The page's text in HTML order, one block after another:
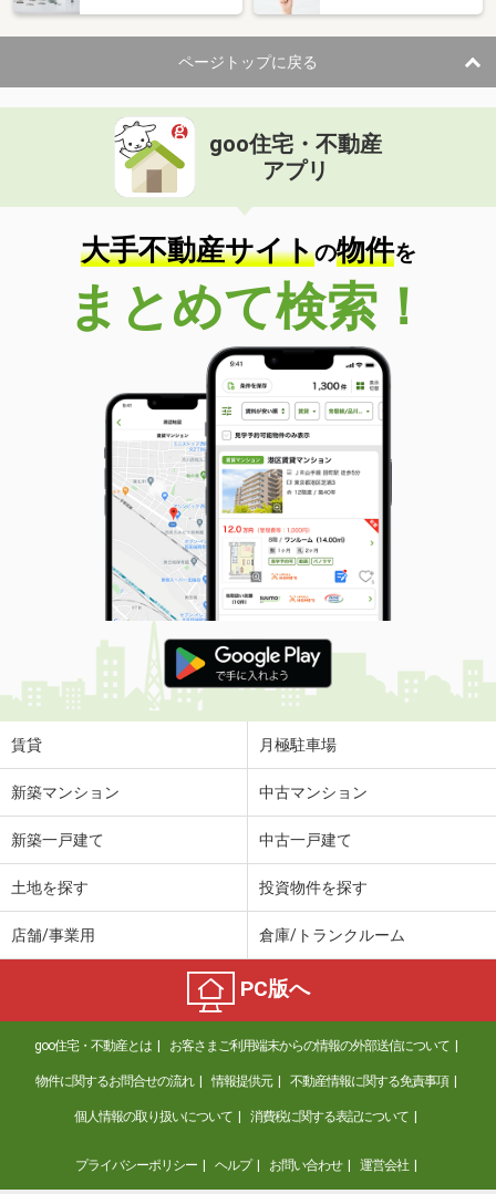
価 格
10.20万円
専有面積 52.92m²
間取り
2LDK
宮城県仙台市宮城野区東仙台２丁目
価 格
宮城県仙台市宮城野区東仙台２丁目
専有面積
30.93m²
間取り
1LDK
宮城県仙台市太白区八本松１丁目
10.40万円
宮城県仙台市太白区八本松１丁目
専有面積 52.92m²
間取り
2LDK
宮城県仙台市若林区かすみ町
価 格
11.80万円
住 所
宮城県仙台市若林区かすみ町
専有面積 57.75m²
間取り
2LDK
宮城県仙台市若林区河原町２丁目
価 格
6.50万円
宮城県仙台市太白区諏訪町
価 格
7.30万円
宮城県仙台市太白区諏訪町
専有面積 44.66m²
宮城県仙台市太白区根岸町
住 所
宮城県仙台市太白区根岸町
専有面積
38.29m²
ページトップに戻る
goo住宅・不動産
アプリ
大手不動産サイトの物件を
まとめて検索！
賃貸 月極駐車場
新築マンション 中古マンション
新築一戸建て 中古一戸建て
土地を探す 投資物件を探す
店舗/事業用 倉庫/トランクルーム
PC版へ
goo住宅・不動産とは お客さまご利用端末からの情報の外部送信について
物件に関するお問合せの流れ 情報提供元 不動産情報に関する免責事項
個人情報の取り扱いについて 消費税に関する表記について
プライバシーポリシー ヘルプ お問い合わせ 運営会社